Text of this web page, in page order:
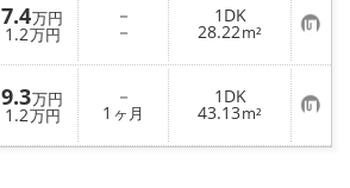
7.4万円
1.2万円
－
－
1DK
28.22m² お
気
に
入
り
登
録
9.3万円
1.2万円
－
1 ヶ月
1DK
43.13m² お
気
に